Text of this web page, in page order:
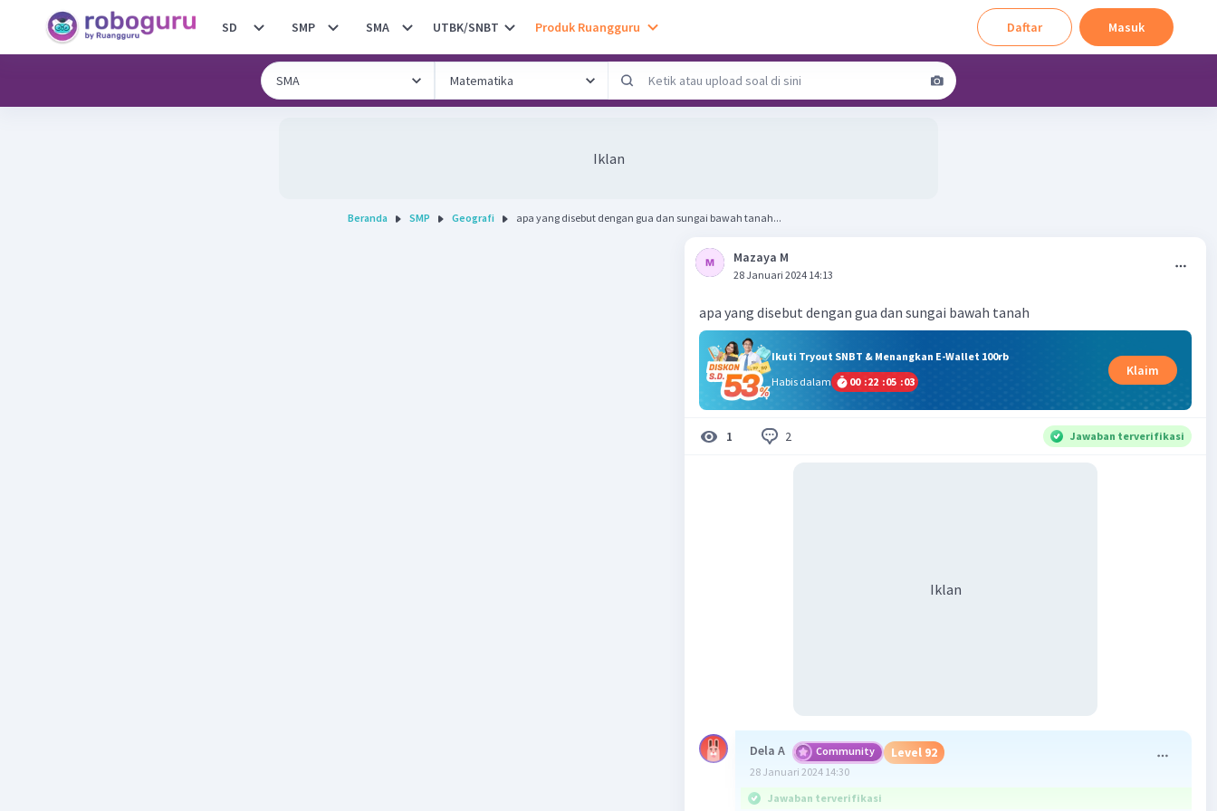
SD SMP SMA UTBK/SNBT Produk Ruangguru Daftar Masuk
Iklan
Beranda SMP Geografi apa yang disebut dengan gua dan sungai bawah tanah...
Mazaya M
28 Januari 2024 14:13
apa yang disebut dengan gua dan sungai bawah tanah
Ikuti Tryout SNBT & Menangkan E-Wallet 100rb
Habis dalam
00 :22 :05 :02
Klaim
1 2 Jawaban terverifikasi
Iklan
Dela A Community Level 92
28 Januari 2024 14:30
Jawaban terverifikasi